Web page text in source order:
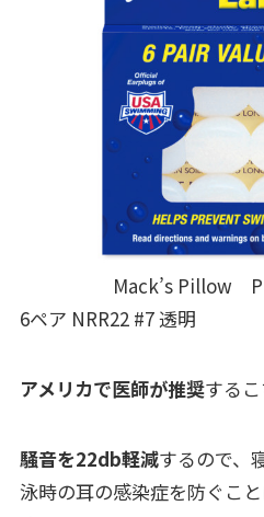
Mack’s Pillow
6ペア NRR22 #7 透明
アメリカで医師が推奨するこ
騒音を22db軽減するので、
泳時の耳の感染症を防ぐこ